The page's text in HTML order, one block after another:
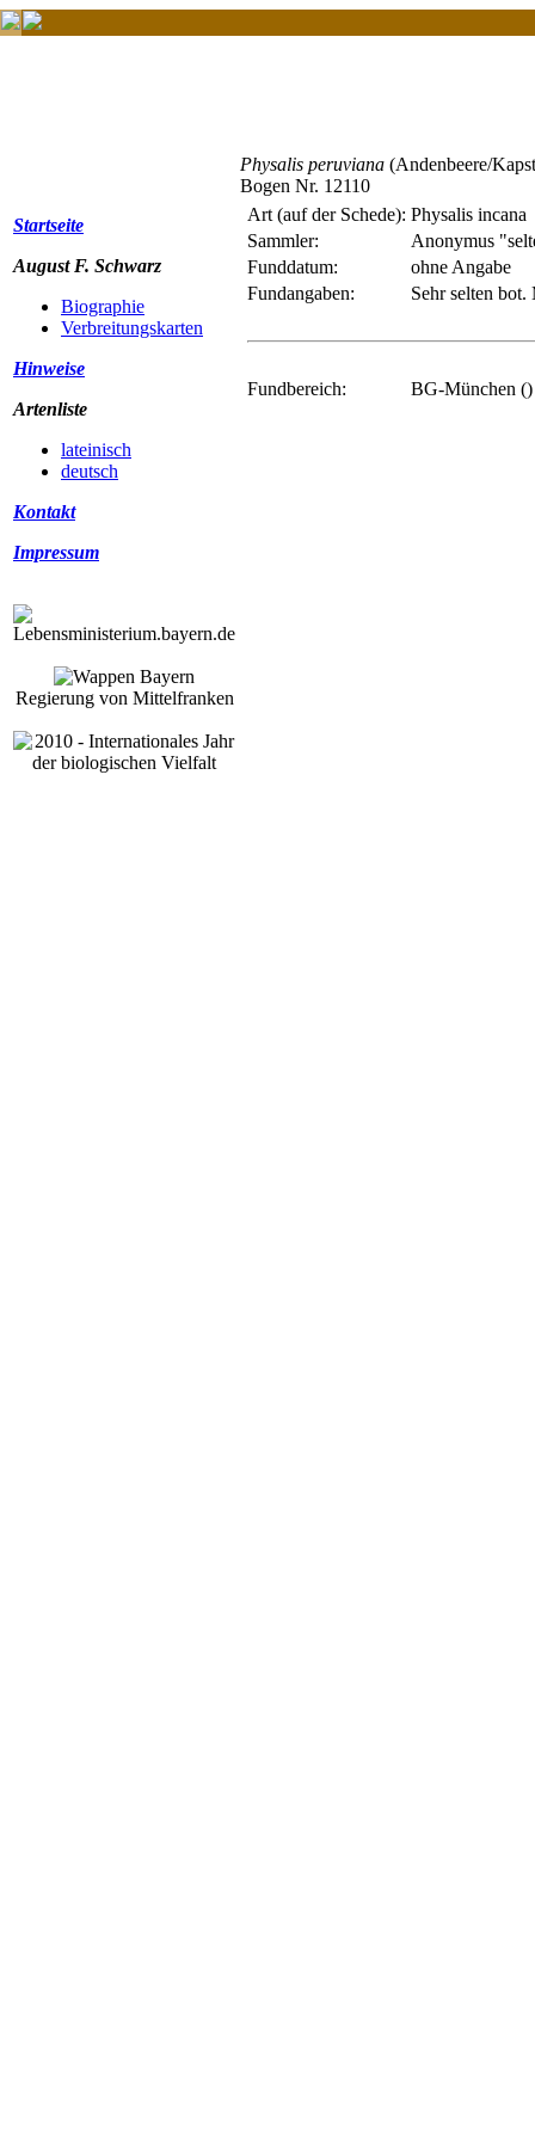
Startseite
August F. Schwarz
Biographie
Verbreitungskarten
Hinweise
Artenliste
lateinisch
deutsch
Kontakt
Impressum
Regierung von Mittelfranken
Physalis peruviana (Andenbeere/
Bogen Nr. 12110
Art (auf der Schede): Physalis incana
Sammler:
Anonymus
Funddatum:
ohne Angabe
Fundangaben:
Sehr selten bot.
Fundbereich: BG-München ()